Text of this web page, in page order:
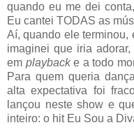
quando eu me dei
Eu cantei TODAS as
Aí, quando ele terminou,
imaginei que iria
em playbacke a todo
Para quem queria
alta expectativa foi
lançou neste show e
inteiro: o hit Eu Sou a